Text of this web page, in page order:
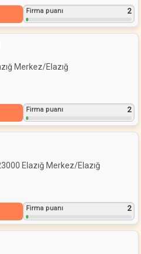
Firma puanı 2
Merkez/Elazığ
Firma puanı 2
Elazığ Merkez/Elazığ
Firma puanı 2